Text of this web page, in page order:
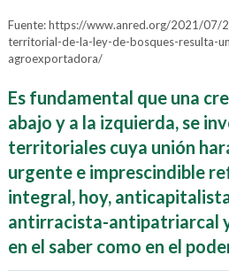
Fuente: https://www.anred.org/2021/07/
territorial-de-la-ley-de-bosques-resulta-
agroexportadora/
Es fundamental que una
abajo y a la izquierda, se
territoriales cuya unión
urgente e imprescindible
integral, hoy,
antirracista-antipatriarcal
en el saber como en el